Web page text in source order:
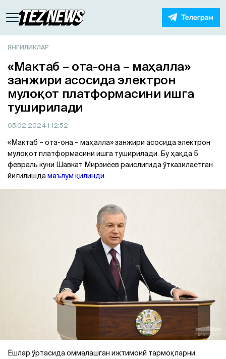
ЯНГИЛИКЛАР
«Mактаб – ота-она – маҳалла»
занжири асосида электрон
мулоқот платформасини ишга
туширилади
05.02.2024 | 12:52
«Мактаб – ота-она – маҳалла» занжири асосида электрон
мулоқот платформасини ишга туширилади. Бу ҳақда 5
февраль куни Шавкат Мирзиёев раислигида ўтказилаётган
йиғилишдамаълум қилинди.
Ёшлар ўртасида оммалашган ижтимоий тармоқларни